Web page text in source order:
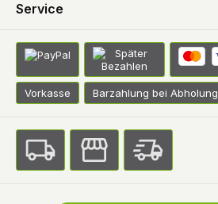
Service
Vorkasse Barzahlung bei Abholung